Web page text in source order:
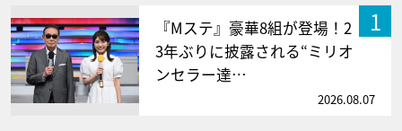
1
『Mステ』豪華8組が登場！2
3年ぶりに披露される“ミリオ
ンセラー達…
2026.08.07